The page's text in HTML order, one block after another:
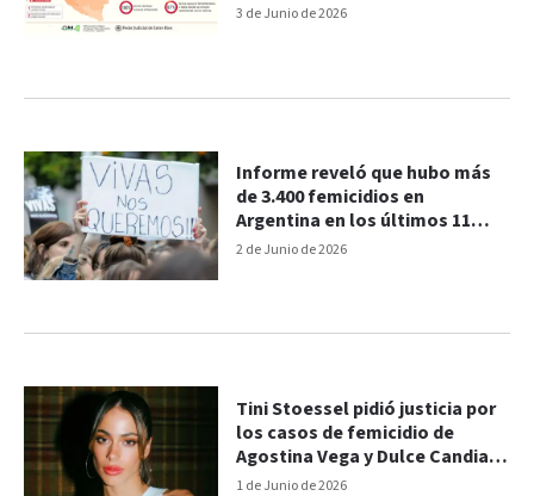
3 de Junio de 2026
2 de Junio de 2026
Informe reveló que hubo más
de 3.400 femicidios en
Argentina en los últimos 11
años: las estadísticas
1 de Junio de 2026
Tini Stoessel pidió justicia por
los casos de femicidio de
Agostina Vega y Dulce Candia:
"¿Hasta cuándo?"